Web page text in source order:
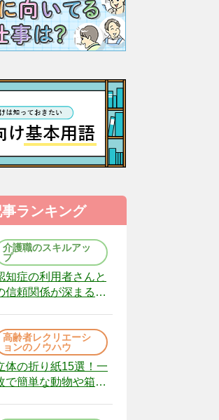
事ランキング
介護職のスキルアッ
プ
知症の利用者さんと
信頼関係が深まる声
22）
高齢者レクリエーシ
ョンのノウハウ
体の折り紙15選！一
で簡単な動物や箱、